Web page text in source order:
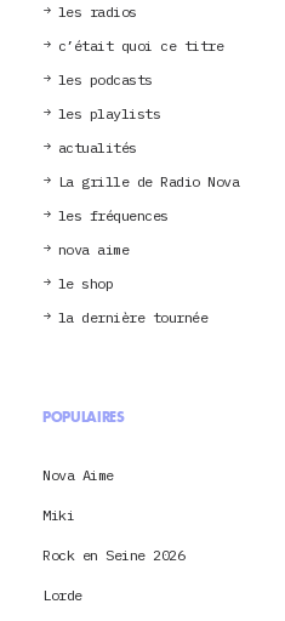
les radios
c’était quoi ce titre
les podcasts
les playlists
actualités
La grille de Radio Nova
les fréquences
nova aime
le shop
la dernière tournée
POPULAIRES
Nova Aime
Miki
Rock en Seine 2026
Lorde